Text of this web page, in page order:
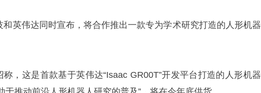
和英伟达同时宣布，将合作推出一款专为学术研究打造的人形机器
，这是首款基于英伟达“Isaac GR00T”开发平台打造的人形机器